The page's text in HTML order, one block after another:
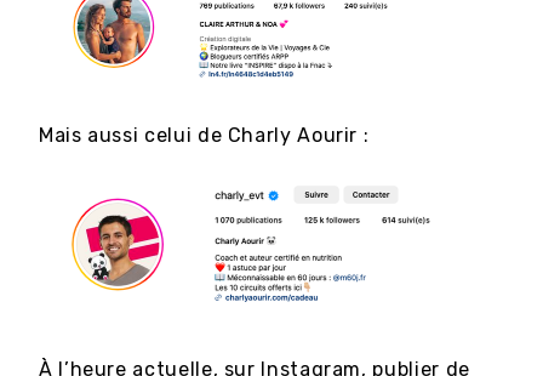
Mais aussi celui de Charly Aourir :
À l’heure actuelle, sur Instagram, publier de